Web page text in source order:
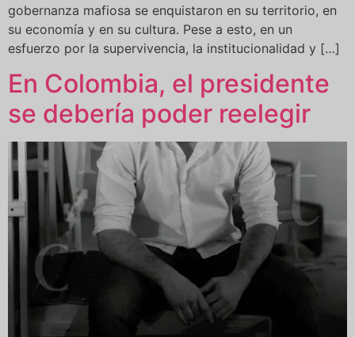
gobernanza mafiosa se enquistaron en su territorio, en
su economía y en su cultura. Pese a esto, en un
esfuerzo por la supervivencia, la institucionalidad y […]
En Colombia, el presidente
se debería poder reelegir